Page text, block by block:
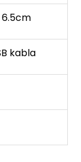
6.5cm
kabla